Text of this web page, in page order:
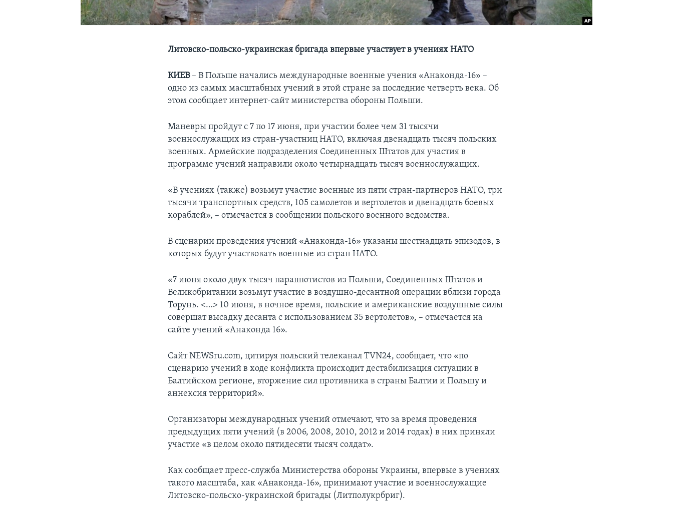
Литовско-польско-украинская бригада впервые участвует в учениях НАТО
КИЕВ– В Польше начались международные военные учения «Анаконда-16» –
одно из самых масштабных учений в этой стране за последние четверть века. Об
этом сообщает интернет-сайт министерства обороны Польши.
Маневры пройдут с 7 по 17 июня, при участии более чем 31 тысячи
военнослужащих из стран-участниц НАТО, включая двенадцать тысяч польских
военных. Армейские подразделения Соединенных Штатов для участия в
программе учений направили около четырнадцать тысяч военнослужащих.
«В учениях (также) возьмут участие военные из пяти стран-партнеров НАТО, три
тысячи транспортных средств, 105 самолетов и вертолетов и двенадцать боевых
кораблей», – отмечается в сообщении польского военного ведомства.
В сценарии проведения учений «Анаконда-16» указаны шестнадцать эпизодов, в
которых будут участвовать военные из стран НАТО.
«7 июня около двух тысяч парашютистов из Польши, Соединенных Штатов и
Великобритании возьмут участие в воздушно-десантной операции вблизи города
Торунь. <…> 10 июня, в ночное время, польские и американские воздушные силы
совершат высадку десанта с использованием 35 вертолетов», – отмечается на
сайте учений «Анаконда 16».
Сайт NEWSru.com, цитируя польский телеканал TVN24, сообщает, что «по
сценарию учений в ходе конфликта происходит дестабилизация ситуации в
Балтийском регионе, вторжение сил противника в страны Балтии и Польшу и
аннексия территорий».
Организаторы международных учений отмечают, что за время проведения
предыдущих пяти учений (в 2006, 2008, 2010, 2012 и 2014 годах) в них приняли
участие «в целом около пятидесяти тысяч солдат».
Как сообщает пресс-служба Министерства обороны Украины, впервые в учениях
такого масштаба, как «Анаконда-16», принимают участие и военнослужащие
Литовско-польско-украинской бригады (Литполукрбриг).